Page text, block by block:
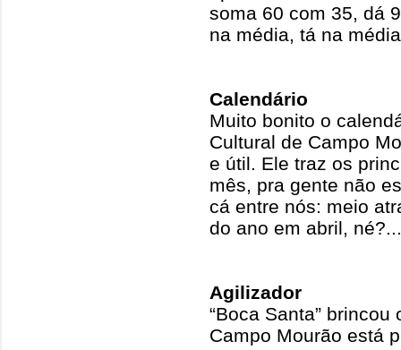
soma 60 com 35, dá
na média, tá na
Calendário
Muito bonito o
Cultural de Campo
e útil. Ele traz os
mês, pra gente não
cá entre nós: meio
do ano em abril,
Agilizador
“Boca Santa”
Campo Mourão está